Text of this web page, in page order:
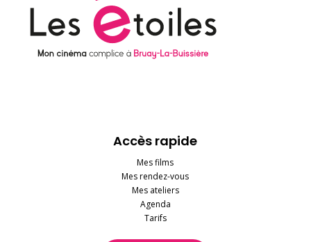
Accès rapide
Mes films
Mes rendez-vous
Mes ateliers
Agenda
Tarifs